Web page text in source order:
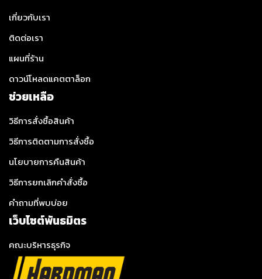
เกี่ยวกับเรา
ติดต่อเรา
แผนที่ร้าน
ดาวน์โหลดแคตตาล็อก
ช่วยเหลือ
วิธีการสั่งซื้อสินค้า
วิธีการติดตามการสั่งซื้อ
นโยบายการคืนสินค้า
วิธีการยกเลิกคำสั่งซื้อ
คำถามที่พบบ่อย
เว็บไซต์พันธมิตร
คณะบริหารธุรกิจ